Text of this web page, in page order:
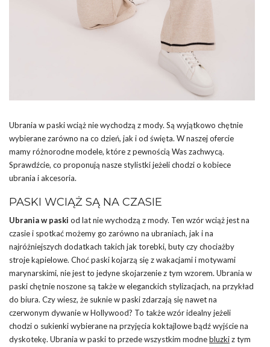
Ubrania w paski wciąż nie wychodzą z mody. Są wyjątkowo chętnie
wybierane zarówno na co dzień, jak i od święta. W naszej ofercie
mamy różnorodne modele, które z pewnością Was zachwycą.
Sprawdźcie, co proponują nasze stylistki jeżeli chodzi o kobiece
ubrania i akcesoria.
PASKI WCIĄŻ SĄ NA CZASIE
Ubrania w paski od lat nie wychodzą z mody. Ten wzór wciąż jest na
czasie i spotkać możemy go zarówno na ubraniach, jak i na
najróżniejszych dodatkach takich jak torebki, buty czy chociażby
stroje kąpielowe. Choć paski kojarzą się z wakacjami i motywami
marynarskimi, nie jest to jedyne skojarzenie z tym wzorem. Ubrania w
paski chętnie noszone są także w eleganckich stylizacjach, na przykład
do biura. Czy wiesz, że suknie w paski zdarzają się nawet na
czerwonym dywanie w Hollywood? To także wzór idealny jeżeli
chodzi o sukienki wybierane na przyjęcia koktajlowe bądź wyjście na
dyskotekę. Ubrania w paski to przede wszystkim modnebluzkiz tym